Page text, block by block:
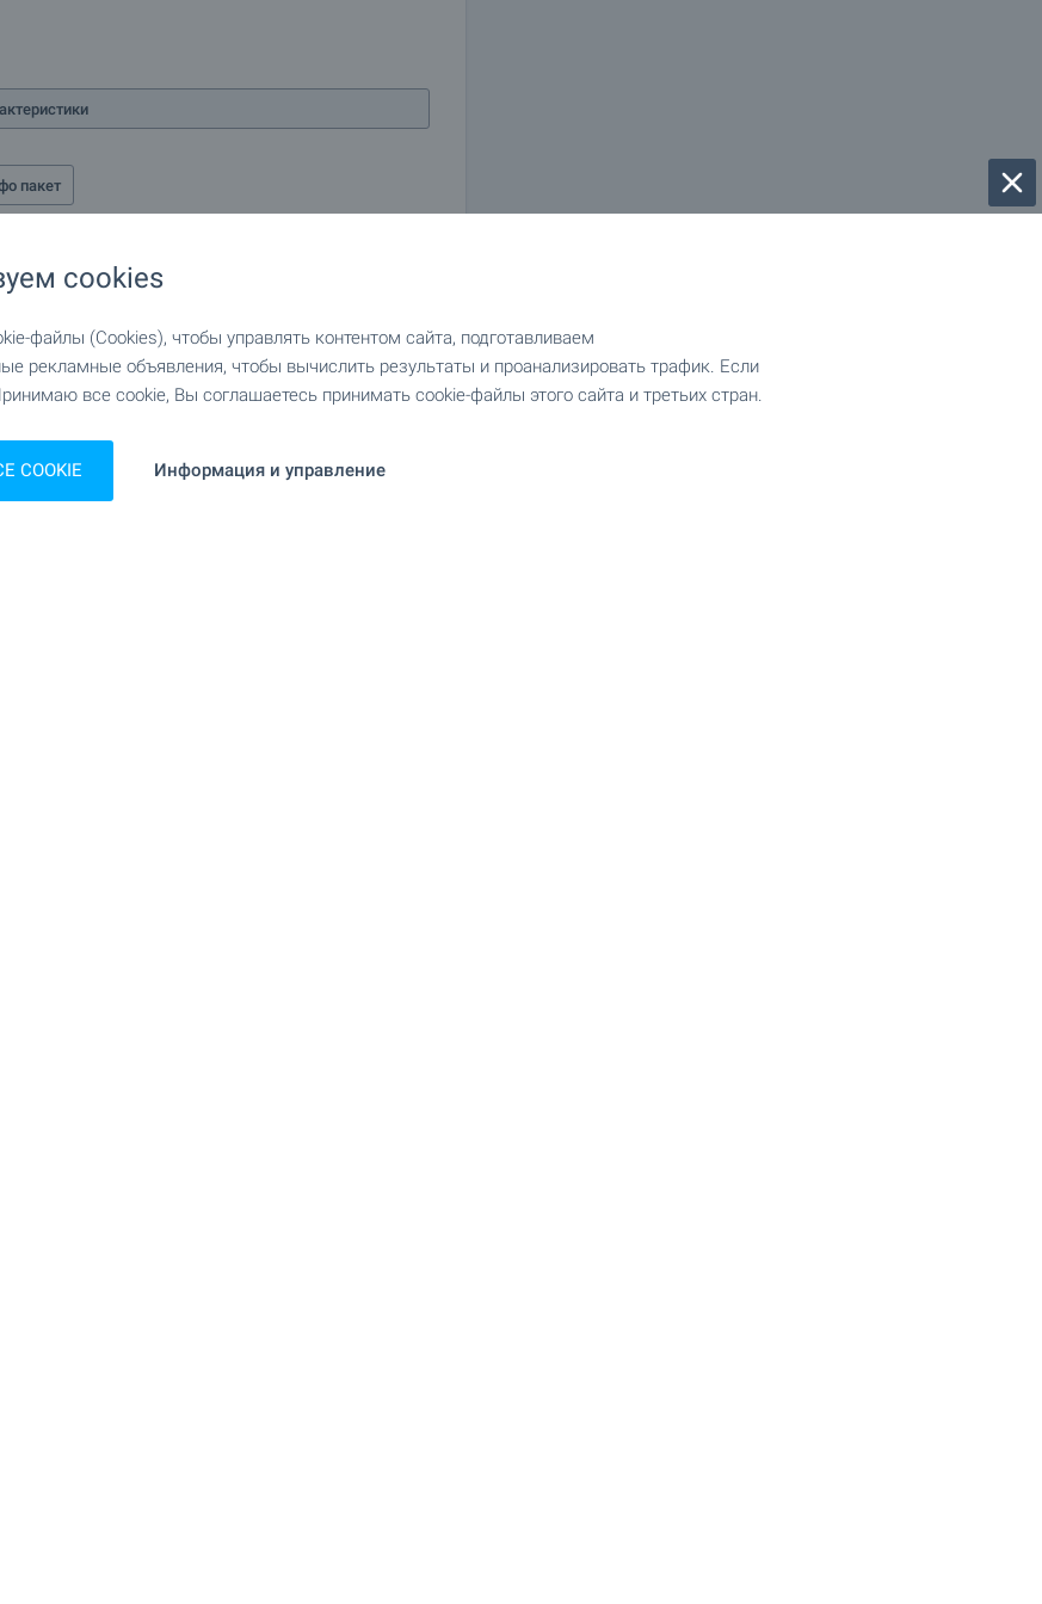
пакет
cookies
файлы (Cookies), чтобы управлять контентом сайта, подготавливаем
рекламные объявления, чтобы вычислить результаты и проанализировать трафик. Если
все cookie, Вы соглашаетесь принимать cookie-файлы этого сайта и третьих стран.
Информация и управление